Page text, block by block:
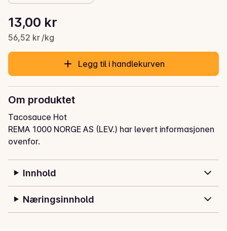
Gjeldende pris er: 13,00 kr
13,00 kr
56,52 kr /kg
Stykkpris: 56,52 kr /kg
Legg til i handlekurven
Om produktet
Tacosauce Hot
REMA 1000 NORGE AS (LEV.) har levert informasjonen
ovenfor.
Innhold
Næringsinnhold